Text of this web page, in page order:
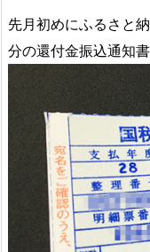
先月初めにふるさと
分の還付金振込通知書